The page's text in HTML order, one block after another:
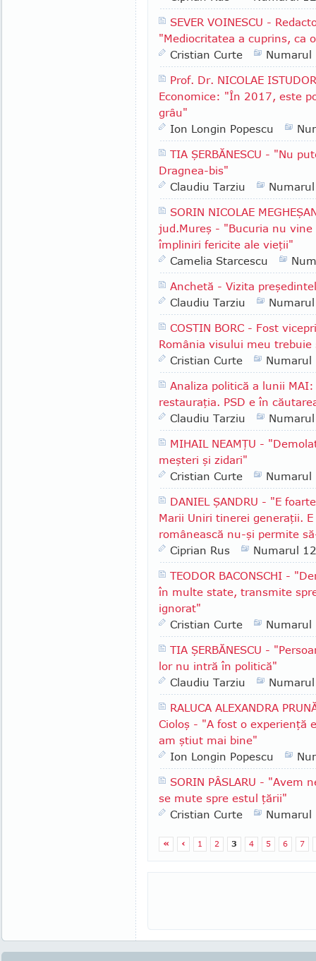
SEVER VOINESCU -
"Mediocritatea a cuprins, ca
Cristian Curte
Numarul
Prof. Dr. NICOLAE
Economice: "În 2017, este
grâu"
Ion Longin Popescu
TIA ŞERBĂNESCU - "Nu
Dragnea-bis"
Claudiu Tarziu
SORIN NICOLAE
jud.Mureş - "Bucuria nu
împliniri fericite ale vieţii"
Camelia Starcescu
Anchetă - Vizita
Claudiu Tarziu
COSTIN BORC - Fost
România visului meu
Cristian Curte
Numarul
Analiza politică a lunii MAI:
restauraţia. PSD e în
Claudiu Tarziu
MIHAIL NEAMŢU -
meşteri şi zidari"
Cristian Curte
Numarul
DANIEL ŞANDRU - "E
Marii Uniri tinerei generaţii.
românească nu-şi permite
Ciprian Rus
Numarul
TEODOR BACONSCHI -
în multe state, transmite
ignorat"
Cristian Curte
Numarul
TIA ŞERBĂNESCU -
lor nu intră în politică"
Claudiu Tarziu
RALUCA ALEXANDRA
Cioloş - "A fost o experienţă
am ştiut mai bine"
Ion Longin Popescu
SORIN PÂSLARU - "Avem
se mute spre estul ţării"
Cristian Curte
Numarul
« ‹ 1 2 3 4 5 6 7